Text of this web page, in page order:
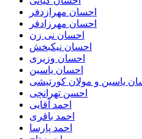
احسان مهرازدفر
احسان مهرزادفر
احسان نی زن
احسان نیکبخش
احسان وزیری
احسان یاسین
یاسین و مولان کورتیشی
احسن تهرانچی
احمد آقایی
احمد باقری
احمد پارسا